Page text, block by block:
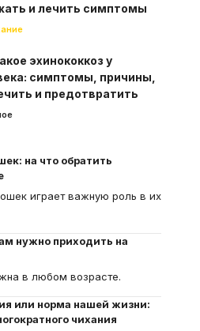
и лечить симптомы
эхинококкоз у
симптомы, причины,
и предотвратить
на что обратить
играет важную роль в их
нужно приходить на
в любом возрасте.
или норма нашей жизни:
чихания